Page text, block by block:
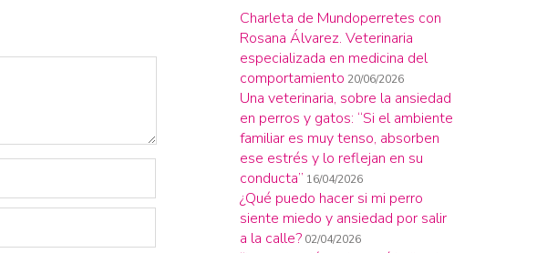
Charleta de Mundoperretes con
Rosana Álvarez. Veterinaria
especializada en medicina del
comportamiento 20/06/2026
Una veterinaria, sobre la ansiedad
en perros y gatos: “Si el ambiente
familiar es muy tenso, absorben
ese estrés y lo reflejan en su
conducta” 16/04/2026
¿Qué puedo hacer si mi perro
siente miedo y ansiedad por salir
a la calle? 02/04/2026